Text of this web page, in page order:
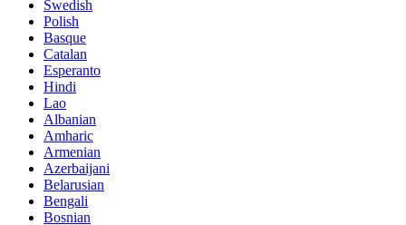
Swedish
Polish
Basque
Catalan
Esperanto
Hindi
Lao
Albanian
Amharic
Armenian
Azerbaijani
Belarusian
Bengali
Bosnian